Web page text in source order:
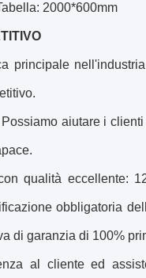
2000*600mm
principale
aiutare i
qualità eccellente:
obbligatoria
di garanzia di 100%
al cliente ed